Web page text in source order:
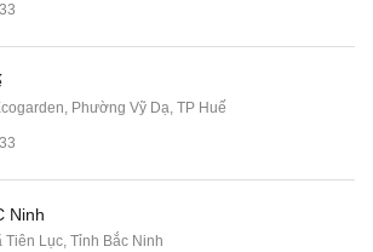
Phường Vỹ Dạ, TP Huế
Ninh
Lục, Tỉnh Bắc Ninh